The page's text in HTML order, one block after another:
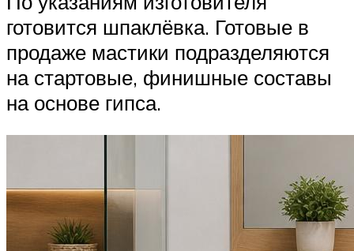
готовится шпаклёвка. Готовые в
продаже мастики подразделяются
на стартовые, финишные составы
на основе гипса.